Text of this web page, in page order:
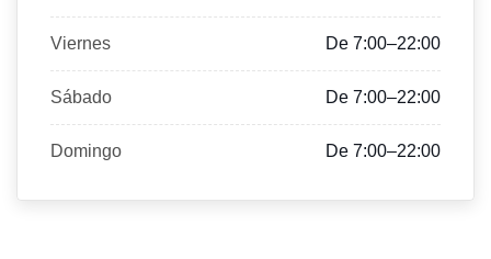
Viernes De 7:00–22:00
Sábado De 7:00–22:00
Domingo De 7:00–22:00